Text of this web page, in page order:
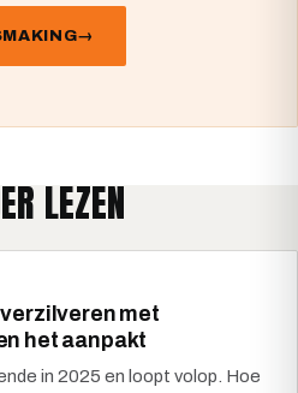
LEZEN
met
het aanpakt
in 2025 en loopt volop. Hoe